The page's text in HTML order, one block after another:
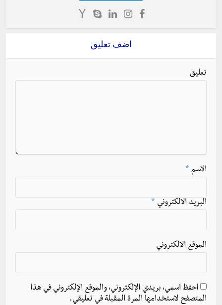
اضف تعليق
تعليق
الاسم *
البريد الالكتروني *
الموقع الالكتروني
احفظ اسمي، بريدي الإلكتروني، والموقع الإلكتروني في هذا
المتصفح لاستخدامها المرة المقبلة في تعليقي.